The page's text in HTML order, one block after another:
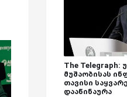
The Telegraph:
მუშაობისას
თავისი
დააწინაურა